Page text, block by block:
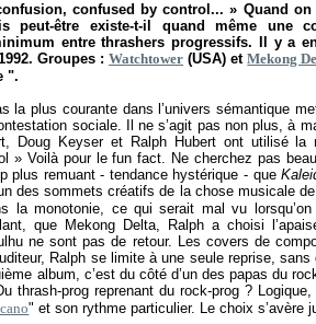
confused by control...» Quand
peut-être existe-t-il quand même une
entre thrashers progressifs. Il y a
Groupes :Watchtower (USA) etMekong
".
la plus courante dans l’univers sémantique
sociale. Il ne s’agit pas non plus, à
Doug Keyser et Ralph Hubert ont utilisé
» Voilà pour le fun fact. Ne cherchez pas
plus remuant - tendance hystérique - que
des sommets créatifs de la chose musicale
la monotonie, ce qui serait mal vu
que Mekong Delta, Ralph a choisi
ne sont pas de retour. Les covers de
Ralph se limite à une seule reprise,
album, c’est du côté d’un des papas du
thrash-prog reprenant du rock-prog ?
" et son rythme particulier. Le choix s’avère